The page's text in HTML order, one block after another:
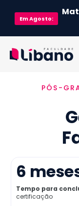
EmAgosto:
Ementa
Como funciona
Preço
Já sou aluno
PÓS-
6
Tempo para
certificação